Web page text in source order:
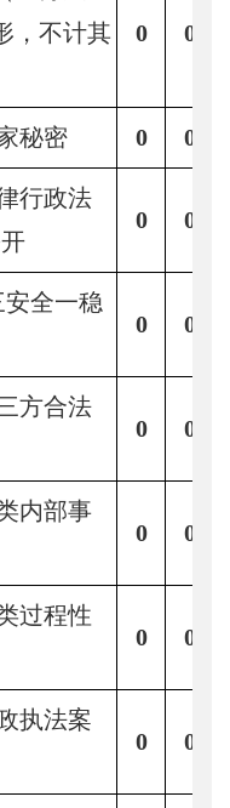
，不计其
0 0
秘密 0 0
行政法
0 0
安全一稳
0 0
方合法
0 0
内部事
0 0
过程性
0 0
执法案
0 0